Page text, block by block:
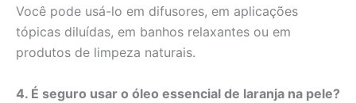
Você pode usá-lo em difusores, em aplicações
tópicas diluídas, em banhos relaxantes ou em
produtos de limpeza naturais.
4. É seguro usar o óleo essencial de laranja na pele?